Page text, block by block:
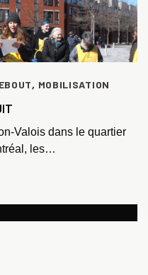
, MOBILISATION
Valois dans le quartier
les…